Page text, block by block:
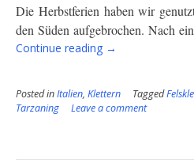
Die Herbstferien haben wir
den Süden aufgebrochen. Nach
Continue reading “Tarzaning
→
Posted inItalien, Klettern Tagged
Tarzaning
Leave a comment